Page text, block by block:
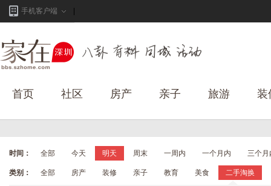
手机客户端
首页 社区 房产 亲子 旅游 装
时间： 全部 今天 明天 周末 一周内 一个月内 三个月
类别： 全部 房产 装修 亲子 教育 美食 二手淘换